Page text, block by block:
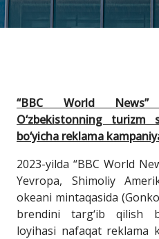
“BBC World News”
O‘zbekistonning turizm
bo‘yicha reklama
2023-yilda “BBC World
Yevropa, Shimoliy
okeani mintaqasida
brendini targ‘ib qilish
loyihasi nafaqat reklama